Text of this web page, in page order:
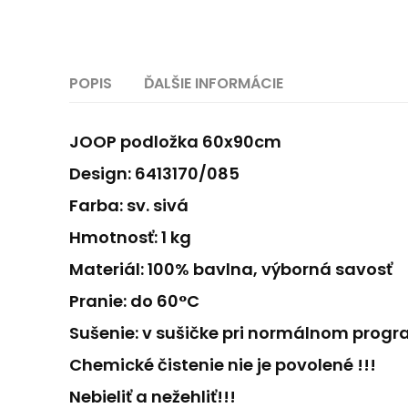
POPIS ĎALŠIE INFORMÁCIE
JOOP podložka 60x90cm
Design: 6413170/085
Farba: sv. sivá
Hmotnosť: 1 kg
Materiál: 100% bavlna, výborná savosť
Pranie: do 60°C
Sušenie: v sušičke pri normálnom
Chemické čistenie nie je povolené !!!
Nebieliť a nežehliť!!!